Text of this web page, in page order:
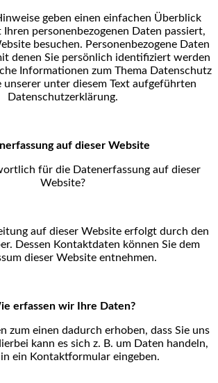
geben einen einfachen Überblick
personenbezogenen Daten passiert,
besuchen. Personenbezogene Daten
denen Sie persönlich identifiziert werden
Informationen zum Thema Datenschutz
unserer unter diesem Text aufgeführten
Datenschutzerklärung.
auf dieser Website
für die Datenerfassung auf dieser
Website?
auf dieser Website erfolgt durch den
Dessen Kontaktdaten können Sie dem
dieser Website entnehmen.
erfassen wir Ihre Daten?
zum einen dadurch erhoben, dass Sie uns
kann es sich z. B. um Daten handeln,
ein Kontaktformular eingeben.